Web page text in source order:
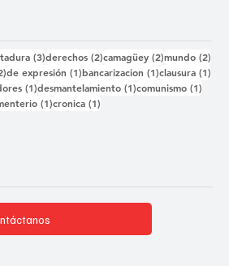
(3)3 entradas
derechos (2)2 entradas
camagüey (2)2 entradas
mundo (2)
2 entradas
de expresión (1)1 entrada
bancarizacion (1)1 entrada
clausura (1)
(1)1 entrada
desmantelamiento (1)1 entrada
comunismo (1)
(1)1 entrada
cronica (1)